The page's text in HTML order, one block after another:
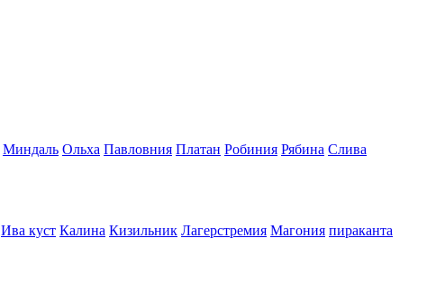
Миндаль Ольха Павловния Платан Робиния Рябина Слива
Ива куст Калина Кизильник Лагерстремия Магония пираканта